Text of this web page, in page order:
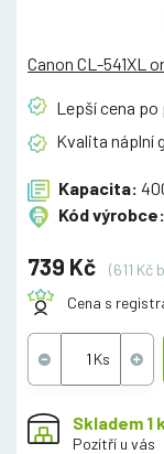
Canon CL-541XL
Lepší cena po
Kvalita náplní
Kapacita:
Kód výrobce:
739 Kč
(611 Kč
Cena s
Skladem 1
Pozítří u vás